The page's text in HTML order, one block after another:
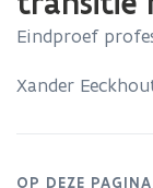
verwezenlijkt
worden
thermische
van
Eindproef
Xander
OP DEZE PAGINA